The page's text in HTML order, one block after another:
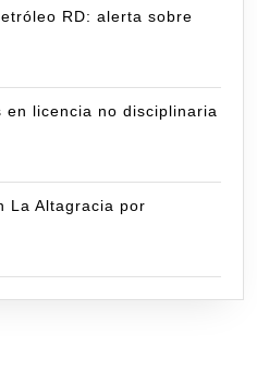
RD: alerta sobre
en licencia no disciplinaria
La Altagracia por